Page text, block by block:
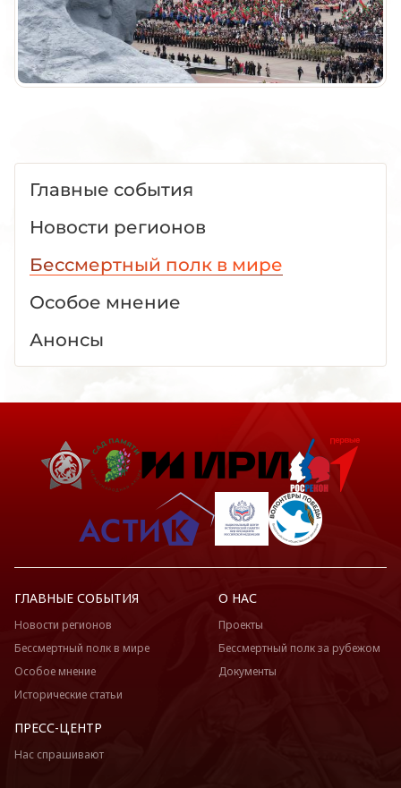
Главные события
Новости регионов
Бессмертный полк в мире
Особое мнение
Анонсы
ГЛАВНЫЕ СОБЫТИЯ
Новости регионов
Бессмертный полк в мире
Особое мнение
Исторические статьи
О НАС
Проекты
Бессмертный полк за рубежом
Документы
ПРЕСС-ЦЕНТР
Нас спрашивают